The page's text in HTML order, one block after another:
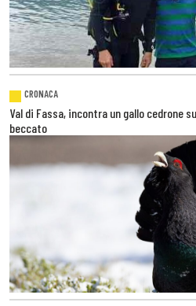
CRONACA
Val di Fassa, incontra un gallo cedrone
beccato